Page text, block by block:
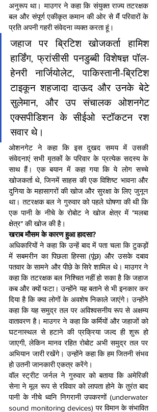
अनुरूप था। माउगर ने कहा कि संयुक्त राज्य तटरक्षक
बल और संपूर्ण एकीकृत कमान की ओर से मैं परिवारों के
प्रति अपनी गहरी संवेदना व्यक्त करता हूं।
जहाज पर ब्रिटिश खोजकर्ता हामिश
हार्डिंग, फ्रांसीसी पनडुब्बी विशेषज्ञ पॉल-
हेनरी नार्जियोलेट, पाकिस्तानी-ब्रिटिश
टाइकून शहजादा दाऊद और उनके बेटे
सुलेमान, और उप संचालक ओशनगेट
एक्सपीडिशन के सीईओ स्टॉकटन रश
सवार थे।
ओशनगेट ने कहा कि इस दुखद समय में उसकी
संवेदनाएं सभी मृतकों के परिवार के प्रत्येक सदस्य के
साथ हैं। एक बयान में कहा गया कि ये लोग सच्चे
खोजकर्ता थे, जिनमें साहस की एक विशिष्ट भावना और
दुनिया के महासागरों की खोज और सुरक्षा के लिए जुनून
था। तटरक्षक बल ने गुरुवार को पहले घोषणा की थी कि
एक पानी के नीचे के रोबोट ने खोज क्षेत्र में "मलबा
क्षेत्र" की खोज की है।
खराब मौसम के कारण हुआ हादसा?
अधिकारियों ने कहा कि उन्हें बाद में पता चला कि टुकड़ों
में सबमरीन का पिछला हिस्सा (पूंछ) और उसके दबाव
पतवार के सामने और पीछे के सिरे शामिल थे। माउगर ने
कहा कि तटरक्षक बल निश्चित नहीं हो सका है कि जहाज
कब और क्यों फटा। उन्होंने यह बताने से भी इनकार कर
दिया है कि क्या लोगों के अवशेष निकाले जाएंगे। उन्होंने
कहा कि यह समुद्र तल पर अविश्वसनीय रूप से अक्षम्य
वातावरण है। माउगर ने कहा कि कर्मियों और जहाजों को
घटनास्थल से हटाने की प्रक्रिया जल्द ही शुरू हो
जाएगी, लेकिन मानव रहित रोबोट अभी समुद्र तल पर
अभियान जारी रखेंगे। उन्होंने कहा कि हम जितनी संभव
हो उतनी जानकारी एकत्र करेंगे।
वॉल स्ट्रीट जर्नल ने गुरुवार को बताया कि अमेरिकी
सेना ने मूल रूप से रविवार को लापता होने के तुरंत बाद
पानी के नीचे ध्वनि निगरानी उपकरणों (underwater
sound monitoring devices) पर विमान के संभावित